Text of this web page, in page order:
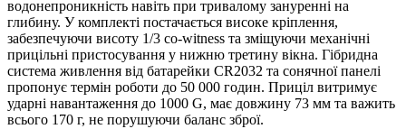
водонепроникність навіть при тривалому зануренні на
глибину. У комплекті постачається високе кріплення,
забезпечуючи висоту 1/3 co-witness та зміщуючи механічні
прицільні пристосування у нижню третину вікна. Гібридна
система живлення від батарейки CR2032 та сонячної панелі
пропонує термін роботи до 50 000 годин. Приціл витримує
ударні навантаження до 1000 G, має довжину 73 мм та важить
всього 170 г, не порушуючи баланс зброї.